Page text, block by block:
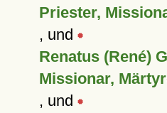
Priester,
, und
Renatus (René)
Missionar,
, und